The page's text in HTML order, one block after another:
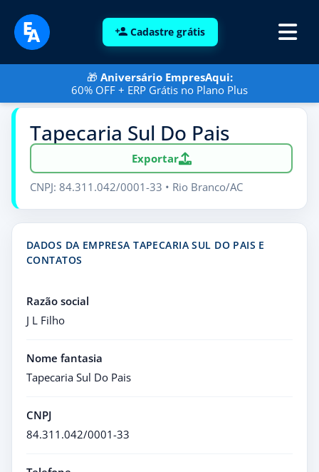
Cadastre grátis
🎁 Aniversário EmpresAqui:
60% OFF + ERP Grátis no Plano Plus
Tapecaria Sul Do Pais
Exportar
CNPJ: 84.311.042/0001-33 • Rio Branco/AC
DADOS DA EMPRESA TAPECARIA SUL DO PAIS E
CONTATOS
Razão social
J L Filho
Nome fantasia
Tapecaria Sul Do Pais
CNPJ
84.311.042/0001-33